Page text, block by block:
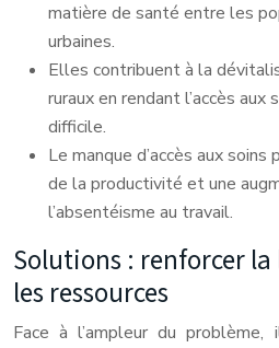
matière de santé entre les
urbaines.
Elles contribuent à la
ruraux en rendant l’accès
difficile.
Le manque d’accès aux
de la productivité et une
l’absentéisme au travail.
Solutions : renforcer
les ressources
Face à l’ampleur du